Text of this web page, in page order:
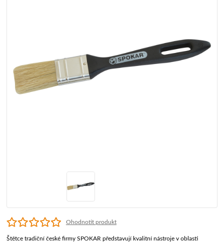
Ohodnotit produkt
Štětce tradiční české firmy SPOKAR představují kvalitní nástroje v oblasti